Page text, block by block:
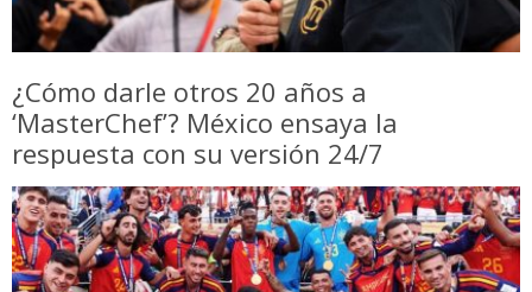
¿Cómo darle otros 20 años a
‘MasterChef’? México ensaya la
respuesta con su versión 24/7